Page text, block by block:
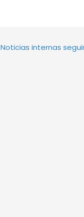
Noticias internas